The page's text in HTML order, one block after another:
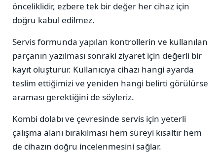
önceliklidir, ezbere tek bir değer her cihaz için
doğru kabul edilmez.
Servis formunda yapılan kontrollerin ve kullanılan
parçanın yazılması sonraki ziyaret için değerli bir
kayıt oluşturur. Kullanıcıya cihazı hangi ayarda
teslim ettiğimizi ve yeniden hangi belirti görülürse
araması gerektiğini de söyleriz.
Kombi dolabı ve çevresinde servis için yeterli
çalışma alanı bırakılması hem süreyi kısaltır hem
de cihazın doğru incelenmesini sağlar.